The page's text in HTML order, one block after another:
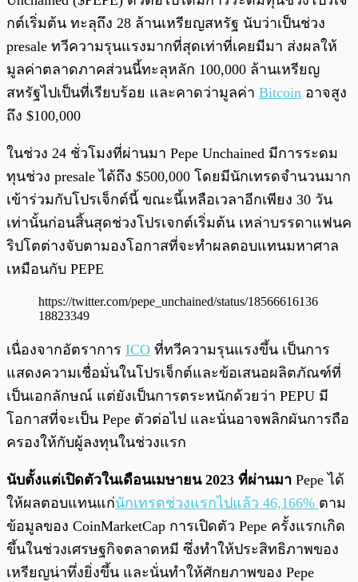
กต์เริ่มต้น ทะลุถึง 28 ล้านเหรียญสหรัฐ นับว่าเป็นช่วง
presale ทวีความรุนแรงมากที่สุดเท่าที่เคยมีมา ส่งผลให้
มูลค่าตลาดภาคส่วนนี้ทะลุหลัก 100,000 ล้านเหรียญ
สหรัฐไปเป็นที่เรียบร้อย และคาดว่ามูลค่า Bitcoin อาจสูง
ถึง $100,000
ในช่วง 24 ชั่วโมงที่ผ่านมา Pepe Unchained มีการระดม
ทุนช่วง presale ได้ถึง $500,000 โดยมีนักเทรดจำนวนมาก
เข้าร่วมกับโปรเจ็กต์นี้ ขณะนี้เหลือเวลาอีกเพียง 30 วัน
เท่านั้นก่อนสิ้นสุดช่วงโปรเจกต์เริ่มต้น เหล่าบรรดาแฟนค
ริปโตต่างจับตามองโอกาสที่จะทำผลตอบแทนมหาศาล
เหมือนกับ PEPE
https://twitter.com/pepe_unchained/status/18566616136
18823349
เนื่องจากอัตราการ ICO ที่ทวีความรุนแรงขึ้น เป็นการ
แสดงความเชื่อมั่นในโปรเจ็กต์และข้อเสนอผลิตภัณฑ์ที่
เป็นเอกลักษณ์ แต่ยังเป็นการตระหนักด้วยว่า PEPU มี
โอกาสที่จะเป็น Pepe ตัวต่อไป และนั่นอาจพลิกผันการถือ
ครองให้กับผู้ลงทุนในช่วงแรก
นับตั้งแต่เปิดตัวในเดือนเมษายน 2023 ที่ผ่านมา Pepe ได้
ให้ผลตอบแทนแก่นักเทรดช่วงแรกไปแล้ว 46,166% ตาม
ข้อมูลของ CoinMarketCap การเปิดตัว Pepe ครั้งแรกเกิด
ขึ้นในช่วงเศรษฐกิจตลาดหมี ซึ่งทำให้ประสิทธิภาพของ
เหรียญน่าทึ่งยิ่งขึ้น และนั่นทำให้ศักยภาพของ Pepe